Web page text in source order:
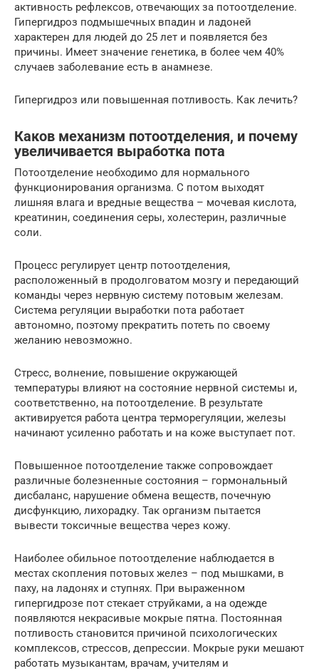
активность рефлексов, отвечающих за потоотделение.
Гипергидроз подмышечных впадин и ладоней
характерен для людей до 25 лет и появляется без
причины. Имеет значение генетика, в более чем 40%
случаев заболевание есть в анамнезе.
Гипергидроз или повышенная потливость. Как лечить?
Каков механизм потоотделения, и почему
увеличивается выработка пота
Потоотделение необходимо для нормального
функционирования организма. С потом выходят
лишняя влага и вредные вещества – мочевая кислота,
креатинин, соединения серы, холестерин, различные
соли.
Процесс регулирует центр потоотделения,
расположенный в продолговатом мозгу и передающий
команды через нервную систему потовым железам.
Система регуляции выработки пота работает
автономно, поэтому прекратить потеть по своему
желанию невозможно.
Стресс, волнение, повышение окружающей
температуры влияют на состояние нервной системы и,
соответственно, на потоотделение. В результате
активируется работа центра терморегуляции, железы
начинают усиленно работать и на коже выступает пот.
Повышенное потоотделение также сопровождает
различные болезненные состояния – гормональный
дисбаланс, нарушение обмена веществ, почечную
дисфункцию, лихорадку. Так организм пытается
вывести токсичные вещества через кожу.
Наиболее обильное потоотделение наблюдается в
местах скопления потовых желез – под мышками, в
паху, на ладонях и ступнях. При выраженном
гипергидрозе пот стекает струйками, а на одежде
появляются некрасивые мокрые пятна. Постоянная
потливость становится причиной психологических
комплексов, стрессов, депрессии. Мокрые руки мешают
работать музыкантам, врачам, учителям и